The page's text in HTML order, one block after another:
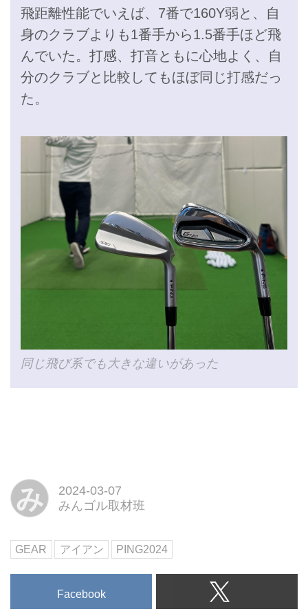
飛距離性能でいえば、7番で160Y弱と、自
身のクラブよりも1番手から1.5番手ほど飛
んでいた。打感、打音ともに心地よく、自
分のクラブと比較してもほぼ同じ打感だっ
た。
同じ飛び系でも大きな違いがあった
み
2024-03-07
みんゴル取材班
GEAR アイアン PING2024
Facebook